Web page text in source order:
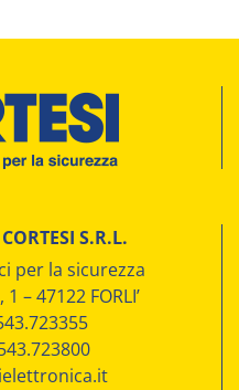
S.R.L.
per la sicurezza
– 47122 FORLI’